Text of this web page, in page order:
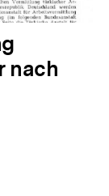
nach